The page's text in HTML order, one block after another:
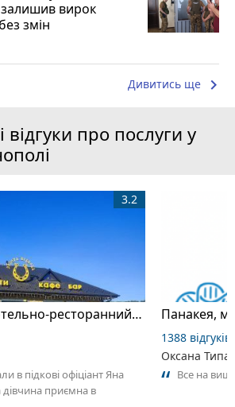
вирок
змін
Дивитись ще keyboard_arrow_right
відгуки про послуги у
Золота підкова, готельно-ресторанний комплекс
3.2
в підкові офіціант Яна
приємна в
Панакея,
1388 відгуків
Оксана Типа
Все на